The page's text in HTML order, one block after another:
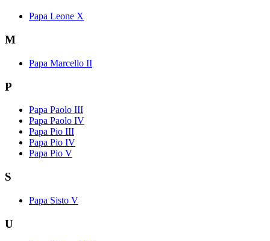
Papa Leone X
M
Papa Marcello II
P
Papa Paolo III
Papa Paolo IV
Papa Pio III
Papa Pio IV
Papa Pio V
S
Papa Sisto V
U